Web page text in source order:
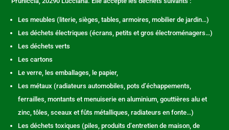
Les meubles (literie, sièges, tables, armoires, mobilier de jardin…)
Les déchets électriques (écrans, petits et gros électroménagers…)
Les déchets verts
Les cartons
Le verre, les emballages, le papier,
Les métaux (radiateurs automobiles, pots d’échappements,
ferrailles, montants et menuiserie en aluminium, gouttières alu et
zinc, tôles, sceaux et fûts métalliques, radiateurs en fonte…)
Les déchets toxiques (piles, produits d’entretien de maison, de